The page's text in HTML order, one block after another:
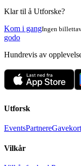
Klar til å Utforske?
Kom i gangIngen
godo
Hundrevis av
Utforsk
EventsPartnereGavekort
Vilkår